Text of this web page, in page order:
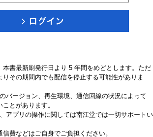
本書最新刷発行日より 5 年間をめどとします。ただ
りその期間内でも配信を停止する可能性がありま
バージョン、再生環境、通信回線の状況によって
とがあります。
アプリの操作に関しては南江堂では一切サポートい
信費などはご自身でご負担ください。